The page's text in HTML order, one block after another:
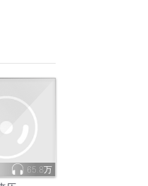
65.8万